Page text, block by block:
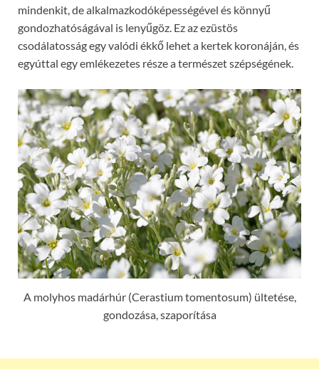
mindenkit, de alkalmazkodóképességével és könnyű
gondozhatóságával is lenyűgöz. Ez az ezüstös
csodálatosság egy valódi ékkő lehet a kertek koronáján, és
egyúttal egy emlékezetes része a természet szépségének.
A molyhos madárhúr (Cerastium tomentosum) ültetése,
gondozása, szaporítása